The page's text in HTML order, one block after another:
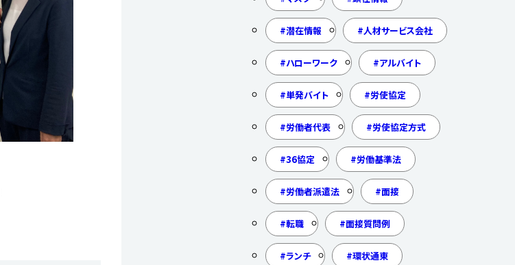
潜在情報 人材サービス会社
ハローワーク アルバイト
単発バイト 労使協定
労働者代表 労使協定方式
36協定 労働基準法
労働者派遣法 面接
転職 面接質問例
ランチ 環状通東